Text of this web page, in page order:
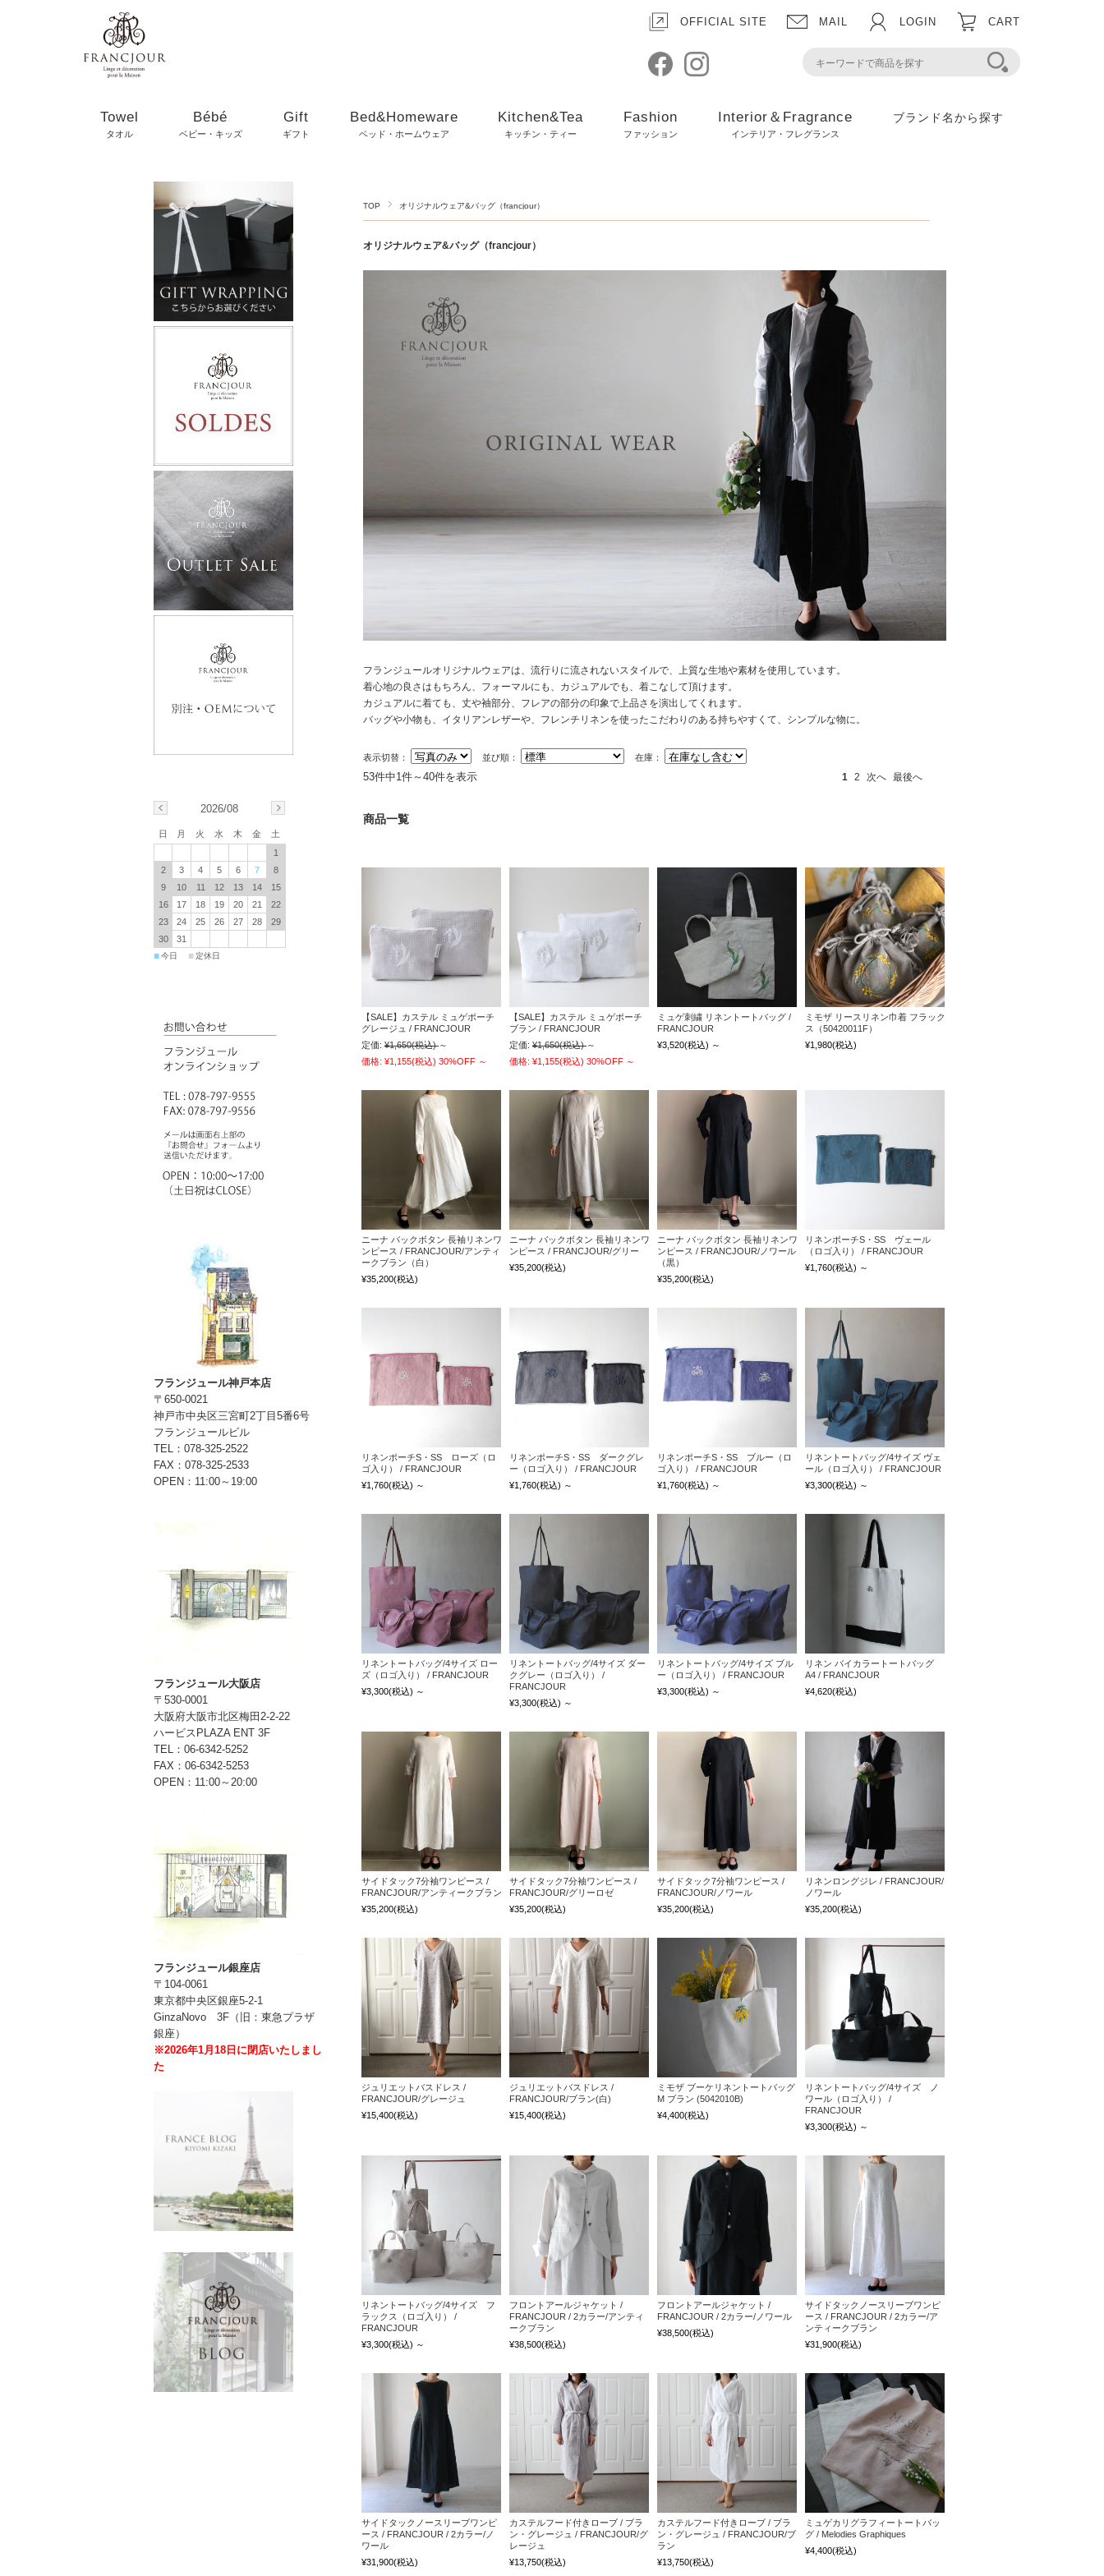
OFFICIAL SITE MAIL LOGIN CART
Towel
タオル
Bébé
ベビー・キッズ
Gift
ギフト
Bed&Homeware
ベッド・ホームウェア
Kitchen&Tea
キッチン・ティー
Fashion
ファッション
Interior＆Fragrance
インテリア・フレグランス
ブランド名から探す
TOP オリジナルウェア&バッグ（francjour）
オリジナルウェア&バッグ（francjour）
フランジュールオリジナルウェアは、流行りに流されないスタイルで、上質な生地や素材を使用しています。
着心地の良さはもちろん、フォーマルにも、カジュアルでも、着こなして頂けます。
カジュアルに着ても、丈や袖部分、フレアの部分の印象で上品さを演出してくれます。
バッグや小物も、イタリアンレザーや、フレンチリネンを使ったこだわりのある持ちやすくて、シンプルな物に。
表示切替： 並び順： 在庫：
53件中1件～40件を表示 1 2 次へ 最後へ
商品一覧
【SALE】カステル ミュゲポーチ
グレージュ / FRANCJOUR
定価: ¥1,650(税込) ～
価格: ¥1,155(税込) 30%OFF ～
【SALE】カステル ミュゲポーチ
ブラン / FRANCJOUR
定価: ¥1,650(税込) ～
価格: ¥1,155(税込) 30%OFF ～
ミュゲ刺繍 リネントートバッグ /
FRANCJOUR
¥3,520(税込) ～
ミモザ リースリネン巾着 フラック
ス（50420011F）
¥1,980(税込)
ニーナ バックボタン 長袖リネンワ
ンピース / FRANCJOUR/アンティ
ークブラン（白）
¥35,200(税込)
ニーナ バックボタン 長袖リネンワ
ンピース / FRANCJOUR/グリー
¥35,200(税込)
ニーナ バックボタン 長袖リネンワ
ンピース / FRANCJOUR/ノワール
（黒）
¥35,200(税込)
リネンポーチS・SS ヴェール
（ロゴ入り） / FRANCJOUR
¥1,760(税込) ～
リネンポーチS・SS ローズ（ロ
ゴ入り） / FRANCJOUR
¥1,760(税込) ～
リネンポーチS・SS ダークグレ
ー（ロゴ入り） / FRANCJOUR
¥1,760(税込) ～
リネンポーチS・SS ブルー（ロ
ゴ入り） / FRANCJOUR
¥1,760(税込) ～
リネントートバッグ/4サイズ ヴェ
ール（ロゴ入り） / FRANCJOUR
¥3,300(税込) ～
リネントートバッグ/4サイズ ロー
ズ（ロゴ入り） / FRANCJOUR
¥3,300(税込) ～
リネントートバッグ/4サイズ ダー
クグレー（ロゴ入り） /
FRANCJOUR
¥3,300(税込) ～
リネントートバッグ/4サイズ ブル
ー（ロゴ入り） / FRANCJOUR
¥3,300(税込) ～
リネン バイカラートートバッグ
A4 / FRANCJOUR
¥4,620(税込)
サイドタック7分袖ワンピース /
FRANCJOUR/アンティークブラン
¥35,200(税込)
サイドタック7分袖ワンピース /
FRANCJOUR/グリーロゼ
¥35,200(税込)
サイドタック7分袖ワンピース /
FRANCJOUR/ノワール
¥35,200(税込)
リネンロングジレ / FRANCJOUR/
ノワール
¥35,200(税込)
ジュリエットバスドレス /
FRANCJOUR/グレージュ
¥15,400(税込)
ジュリエットバスドレス /
FRANCJOUR/ブラン(白)
¥15,400(税込)
ミモザ ブーケリネントートバッグ
M ブラン (5042010B)
¥4,400(税込)
リネントートバッグ/4サイズ ノ
ワール（ロゴ入り） /
FRANCJOUR
¥3,300(税込) ～
リネントートバッグ/4サイズ フ
ラックス（ロゴ入り） /
FRANCJOUR
¥3,300(税込) ～
フロントアールジャケット /
FRANCJOUR / 2カラー/アンティ
ークブラン
¥38,500(税込)
フロントアールジャケット /
FRANCJOUR / 2カラー/ノワール
¥38,500(税込)
サイドタックノースリーブワンピ
ース / FRANCJOUR / 2カラー/ア
ンティークブラン
¥31,900(税込)
サイドタックノースリーブワンピ
ース / FRANCJOUR / 2カラー/ノ
ワール
¥31,900(税込)
カステルフード付きローブ / ブラ
ン・グレージュ / FRANCJOUR/グ
レージュ
¥13,750(税込)
カステルフード付きローブ / ブラ
ン・グレージュ / FRANCJOUR/ブ
ラン
¥13,750(税込)
ミュゲカリグラフィートートバッ
グ / Melodies Graphiques
¥4,400(税込)
2026/08
日 月 火 水 木 金
土
1
2
3 4 5 6 7
8
9
10 11 12 13 14
15
16
17 18 19 20 21
22
23
24 25 26 27 28
29
30
31
■今日 ■ 定休日
フランジュール神戸本店
〒650-0021
神戸市中央区三宮町2丁目5番6号
フランジュールビル
TEL：078-325-2522
FAX：078-325-2533
OPEN：11:00～19:00
フランジュール大阪店
〒530-0001
大阪府大阪市北区梅田2-2-22
ハービスPLAZA ENT 3F
TEL：06-6342-5252
FAX：06-6342-5253
OPEN：11:00～20:00
フランジュール銀座店
〒104-0061
東京都中央区銀座5-2-1
GinzaNovo 3F（旧：東急プラザ
銀座）
※2026年1月18日に閉店いたしまし
た